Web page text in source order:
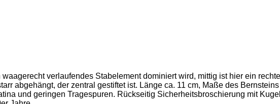
verlaufendes Stabelement dominiert wird, mittig ist hier ein
abgehängt, der zentral gestiftet ist. Länge ca. 11 cm, Maße des
und geringen Tragespuren. Rückseitig Sicherheitsbroschierung mit